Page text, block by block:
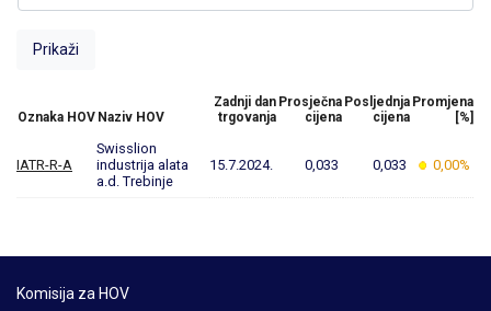
Oznaka HOV Naziv HOV
Zadnji dan
trgovanja
Prosječna
cijena
Posljednja
cijena
Promjena
[%]
IATR-R-A
Swisslion
industrija alata
a.d. Trebinje
15.7.2024. 0,033 0,033 0,00%
Komisija za HOV